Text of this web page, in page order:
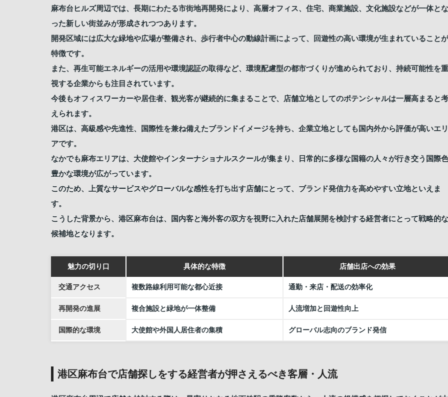
麻布台ヒルズ周辺では、長期にわたる市街地再開発により、高層オフィス、住宅、商業施設、文化施設などが一体とな
った新しい街並みが形成されつつあります。
開発区域には広大な緑地や広場が整備され、歩行者中心の動線計画によって、回遊性の高い環境が生まれていることが
特徴です。
また、再生可能エネルギーの活用や環境認証の取得など、環境配慮型の都市づくりが進められており、持続可能性を重
視する企業からも注目されています。
今後もオフィスワーカーや居住者、観光客が継続的に集まることで、店舗立地としてのポテンシャルは一層高まると考
えられます。
港区は、高級感や先進性、国際性を兼ね備えたブランドイメージを持ち、企業立地としても国内外から評価が高いエリ
アです。
なかでも麻布エリアは、大使館やインターナショナルスクールが集まり、日常的に多様な国籍の人々が行き交う国際色
豊かな環境が広がっています。
このため、上質なサービスやグローバルな感性を打ち出す店舗にとって、ブランド発信力を高めやすい立地といえま
す。
こうした背景から、港区麻布台は、国内客と海外客の双方を視野に入れた店舗展開を検討する経営者にとって戦略的な
候補地となります。
魅力の切り口 具体的な特徴 店舗出店への効果
交通アクセス 複数路線利用可能な都心近接 通勤・来店・配送の効率化
再開発の進展 複合施設と緑地が一体整備 人流増加と回遊性向上
国際的な環境 大使館や外国人居住者の集積 グローバル志向のブランド発信
港区麻布台で店舗探しをする経営者が押さえるべき客層・人流